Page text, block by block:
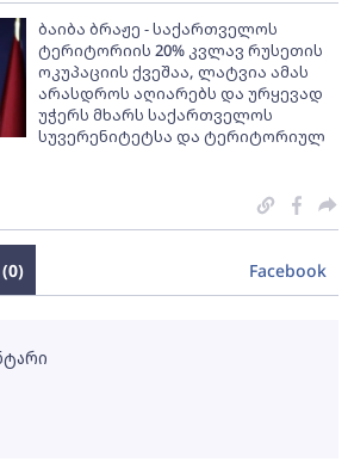
ბაიბა ბრაჟე - საქართველოს
ტერიტორიის 20% კვლავ რუსეთის
ოკუპაციის ქვეშაა, ლატვია ამას
არასდროს აღიარებს და ურყევად
უჭერს მხარს საქართველოს
სუვერენიტეტსა და ტერიტორიულ
0) Facebook